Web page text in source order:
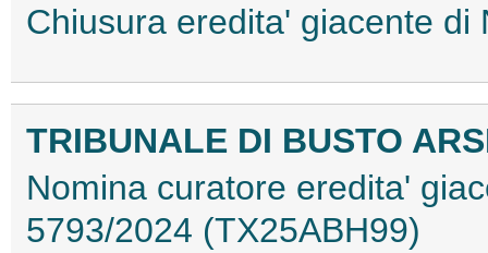
Chiusura eredita' giacente
TRIBUNALE DI BUSTO
Nomina curatore eredita'
5793/2024 (TX25ABH99)